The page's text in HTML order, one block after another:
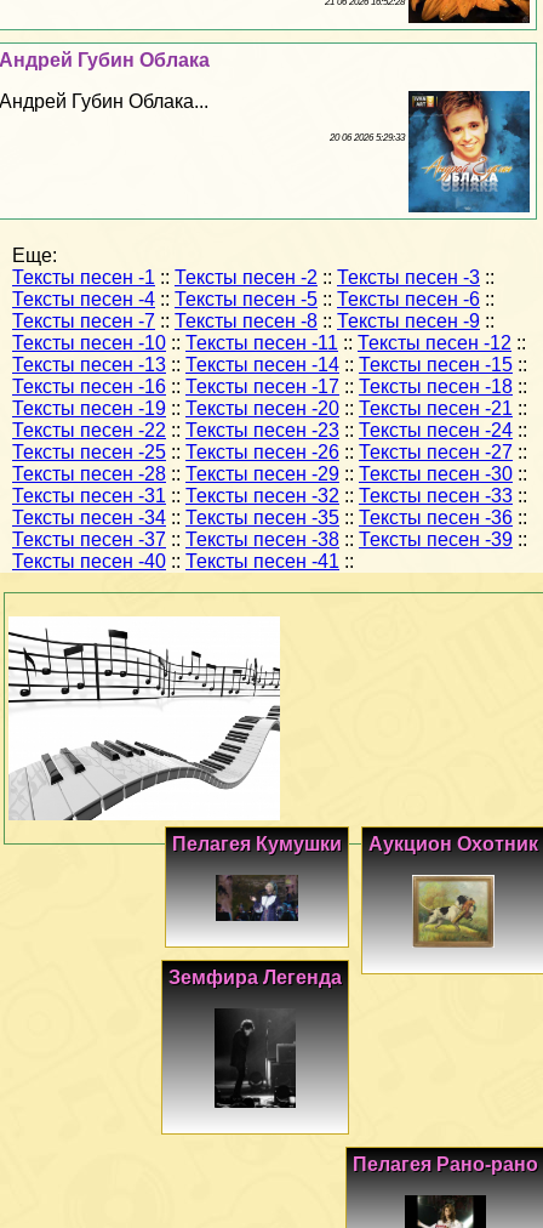
Андрей Губин Облака
Андрей Губин Облака...
20 06 2026 5:29:33
Еще:
Тексты песен -1 :: Тексты песен -2 :: Тексты песен -3 ::
Тексты песен -4 :: Тексты песен -5 :: Тексты песен -6 ::
Тексты песен -7 :: Тексты песен -8 :: Тексты песен -9 ::
Тексты песен -10 :: Тексты песен -11 :: Тексты песен -12 ::
Тексты песен -13 :: Тексты песен -14 :: Тексты песен -15 ::
Тексты песен -16 :: Тексты песен -17 :: Тексты песен -18 ::
Тексты песен -19 :: Тексты песен -20 :: Тексты песен -21 ::
Тексты песен -22 :: Тексты песен -23 :: Тексты песен -24 ::
Тексты песен -25 :: Тексты песен -26 :: Тексты песен -27 ::
Тексты песен -28 :: Тексты песен -29 :: Тексты песен -30 ::
Тексты песен -31 :: Тексты песен -32 :: Тексты песен -33 ::
Тексты песен -34 :: Тексты песен -35 :: Тексты песен -36 ::
Тексты песен -37 :: Тексты песен -38 :: Тексты песен -39 ::
Тексты песен -40 :: Тексты песен -41 ::
Аукцион Охотник
Пелагея Кумушки
Земфира Легенда
Пелагея Рано-рано